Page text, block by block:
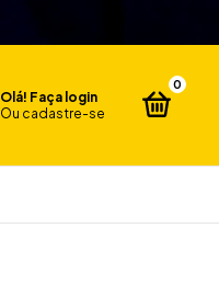
Olá! Faça login
Ou cadastre-se
0